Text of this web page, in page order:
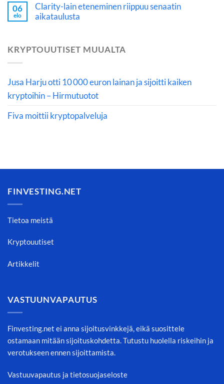
06
elo
Clarity-lain eteneminen riippuu senaatin
aikataulusta
KRYPTOUUTISET MUUALTA
Jusa Harju otti 10 000 euron lainan ja sijoitti kaiken
kryptoihin – Hirmutuotot
Fiva moittii kryptopalveluja
FINVESTING.NET
Tietoa meistä
Kryptouutiset
Artikkelit
VASTUUNVAPAUTUS
Finvesting.net ei anna sijoitusvinkkejä, eikä suosittele
ostamaan mitään sijoituskohdetta. Tutustu huolella riskeihin ja
verotukseen ennen sijoittamista.
Vastuuvapautus ja tietosuojaseloste